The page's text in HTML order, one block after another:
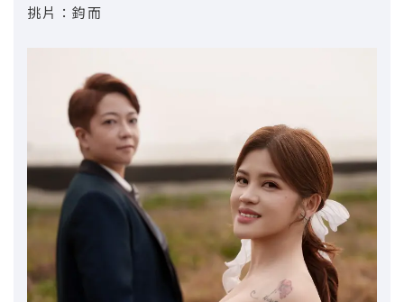
挑片：鈞而